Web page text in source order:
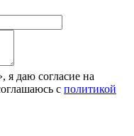
даю согласие на
c политикой